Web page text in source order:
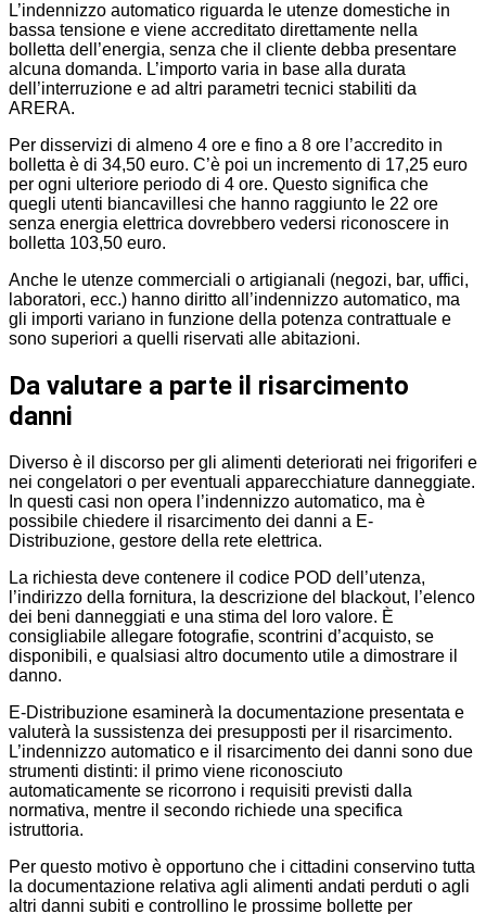
L’indennizzo automatico riguarda le utenze domestiche in
bassa tensione e viene accreditato direttamente nella
bolletta dell’energia, senza che il cliente debba presentare
alcuna domanda. L’importo varia in base alla durata
dell’interruzione e ad altri parametri tecnici stabiliti da
ARERA.
Per disservizi di almeno 4 ore e fino a 8 ore l’accredito in
bolletta è di 34,50 euro. C’è poi un incremento di 17,25 euro
per ogni ulteriore periodo di 4 ore. Questo significa che
quegli utenti biancavillesi che hanno raggiunto le 22 ore
senza energia elettrica dovrebbero vedersi riconoscere in
bolletta 103,50 euro.
Anche le utenze commerciali o artigianali (negozi, bar, uffici,
laboratori, ecc.) hanno diritto all’indennizzo automatico, ma
gli importi variano in funzione della potenza contrattuale e
sono superiori a quelli riservati alle abitazioni.
Da valutare a parte il risarcimento
danni
Diverso è il discorso per gli alimenti deteriorati nei frigoriferi e
nei congelatori o per eventuali apparecchiature danneggiate.
In questi casi non opera l’indennizzo automatico, ma è
possibile chiedere il risarcimento dei danni a E-
Distribuzione, gestore della rete elettrica.
La richiesta deve contenere il codice POD dell’utenza,
l’indirizzo della fornitura, la descrizione del blackout, l’elenco
dei beni danneggiati e una stima del loro valore. È
consigliabile allegare fotografie, scontrini d’acquisto, se
disponibili, e qualsiasi altro documento utile a dimostrare il
danno.
E-Distribuzione esaminerà la documentazione presentata e
valuterà la sussistenza dei presupposti per il risarcimento.
L’indennizzo automatico e il risarcimento dei danni sono due
strumenti distinti: il primo viene riconosciuto
automaticamente se ricorrono i requisiti previsti dalla
normativa, mentre il secondo richiede una specifica
istruttoria.
Per questo motivo è opportuno che i cittadini conservino tutta
la documentazione relativa agli alimenti andati perduti o agli
altri danni subiti e controllino le prossime bollette per